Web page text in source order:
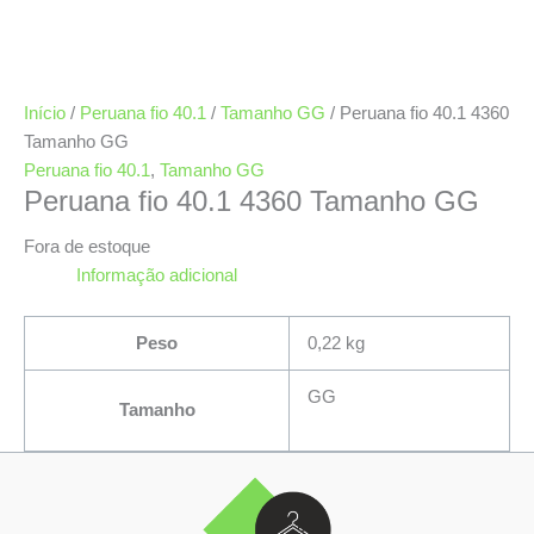
Início / Peruana fio 40.1 / Tamanho GG / Peruana fio 40.1 4360
Tamanho GG
Peruana fio 40.1 , Tamanho GG
Peruana fio 40.1 4360 Tamanho GG
Fora de estoque
Informação adicional
Peso 0,22 kg
Tamanho
GG